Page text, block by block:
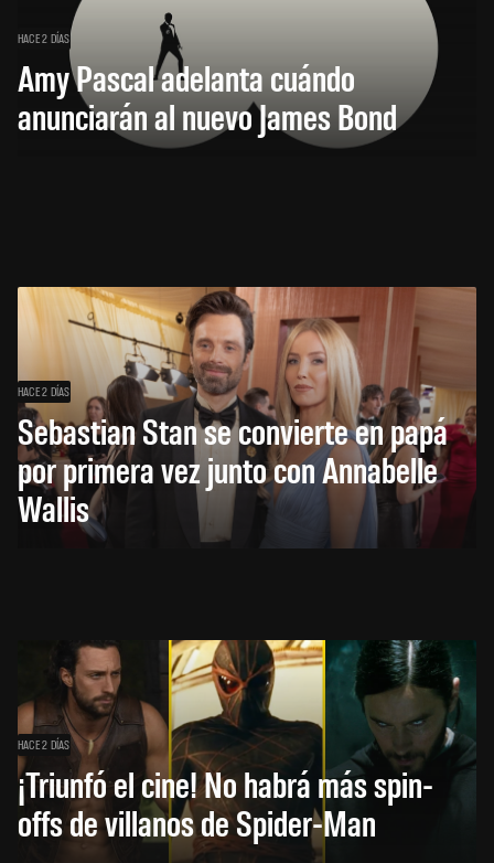
HACE 2 DÍAS
Amy Pascal adelanta cuándo
anunciarán al nuevo James Bond
HACE 2 DÍAS
Sebastian Stan se convierte en papá
por primera vez junto con Annabelle
Wallis
HACE 2 DÍAS
¡Triunfó el cine! No habrá más spin-
offs de villanos de Spider-Man